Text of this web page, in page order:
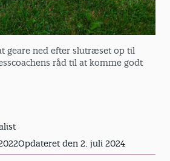
geare ned efter slutræset op til
råd til at komme godt
Opdateret den 2. juli 2024